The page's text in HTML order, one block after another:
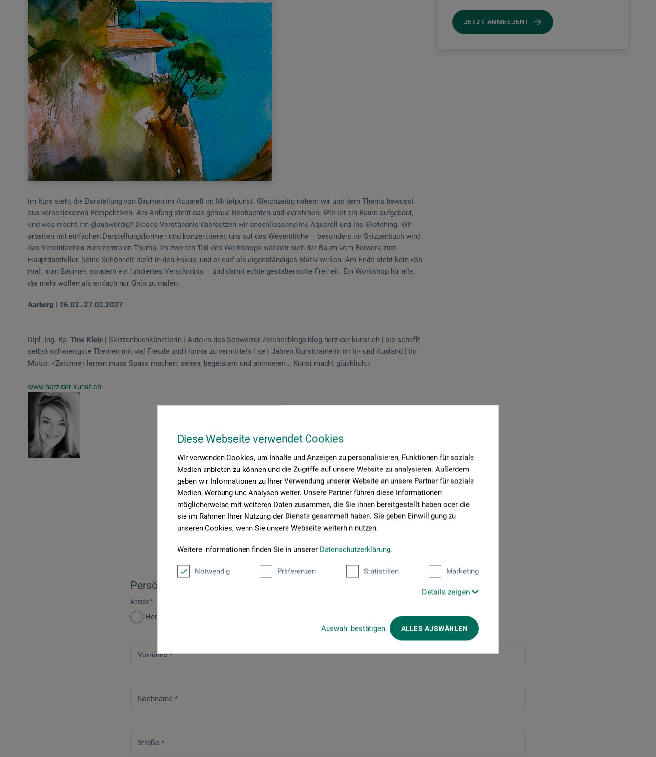
Diese Webseite verwendet Cookies
Wir verwenden Cookies, um Inhalte und Anzeigen zu personalisieren, Funktionen für soziale
Medien anbieten zu können und die Zugriffe auf unsere Website zu analysieren. Außerdem
geben wir Informationen zu Ihrer Verwendung unserer Website an unsere Partner für soziale
Medien, Werbung und Analysen weiter. Unsere Partner führen diese Informationen
möglicherweise mit weiteren Daten zusammen, die Sie ihnen bereitgestellt haben oder die
sie im Rahmen Ihrer Nutzung der Dienste gesammelt haben. Sie geben Einwilligung zu
unseren Cookies, wenn Sie unsere Webseite weiterhin nutzen.
Weitere Informationen finden Sie in unserer Datenschutzerklärung.
Notwendig Präferenzen Statistiken Marketing
Details zeigen
Auswahl bestätigen ALLES AUSWÄHLEN
Im Kurs steht die Darstellung von Bäumen im Aquarell im Mittelpunkt. Gleichzeitig nähern wir uns dem Thema bewusst
aus verschiedenen Perspektiven. Am Anfang steht das genaue Beobachten und Verstehen: Wie ist ein Baum aufgebaut,
und was macht ihn glaubwürdig? Dieses Verständnis übersetzen wir anschliessend ins Aquarell und ins Sketching. Wir
arbeiten mit einfachen Darstellungsformen und konzentrieren uns auf das Wesentliche – besonders im Skizzenbuch wird
das Vereinfachen zum zentralen Thema. Im zweiten Teil des Workshops wandelt sich der Baum vom Beiwerk zum
Hauptdarsteller. Seine Schönheit rückt in den Fokus, und er darf als eigenständiges Motiv wirken. Am Ende steht kein «So
malt man Bäume», sondern ein fundiertes Verständnis – und damit echte gestalterische Freiheit. Ein Workshop für alle,
die mehr wollen als einfach nur Grün zu malen.
Aarberg | 26.02.-27.02.2027
Dipl. Ing. Rp. Tine Klein | Skizzenbuchkünstlerin | Autorin des Schweizer Zeichenblogs blog.herz-der-kunst.ch | sie schafft
selbst schwierigste Themen mit viel Freude und Humor zu vermitteln | seit Jahren Kunsttrainerin im In- und Ausland | ihr
Motto: «Zeichnen lernen muss Spass machen: sehen, begeistern und animieren... Kunst macht glücklich.»
www.herz-der-kunst.ch
JETZT ANMELDEN!
Jetzt anmelden!
Persönliche Daten
Anrede *
Herr
Vorname*
Nachname *
Straße *